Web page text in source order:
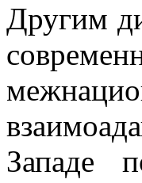
Другим
Западе